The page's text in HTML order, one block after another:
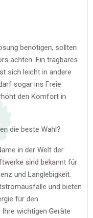
benötigen, sollten
achten. Ein tragbares
sich leicht in andere
sogar ins Freie
den Komfort in
die beste Wahl?
in der Welt der
sind bekannt für
und Langlebigkeit.
und bieten
für den
wichtigen Geräte